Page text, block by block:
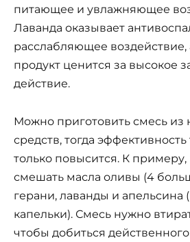
питающее и увлажняющее
Лаванда оказывает
расслабляющее воздействие,
продукт ценится за высокое
действие.
Можно приготовить смесь из
средств, тогда эффективность
только повысится. К
смешать масла оливы (4
герани, лаванды и апельсина
капельки). Смесь нужно
чтобы добиться действенного